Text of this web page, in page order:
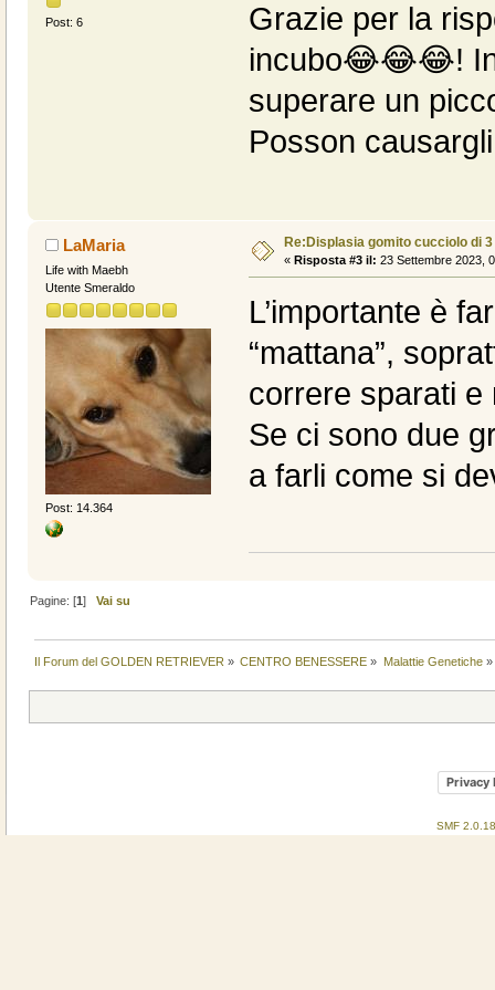
Post: 6
Grazie per la
incubo😂😂😂!
superare un
Posson
LaMaria
Life with Maebh
Utente Smeraldo
Post: 14.364
Re:Displasia gomito cucciolo di
« Risposta #3 il: 23 Settembre 2023,
L’importante è
“mattana”,
correre sparati e
Se ci sono due
a farli come si
Pagine: [1]Vai su
Il Forum del GOLDEN RETRIEVER » CENTRO BENESSERE » Malattie Genetiche»
Privacy
SMF 2.0.18